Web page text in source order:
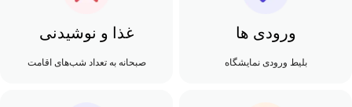
ورودی ها
بلیط ورودی نمایشگاه
غذا و نوشیدنی
صبحانه به تعداد شب‌های اقامت